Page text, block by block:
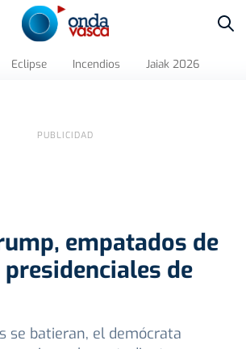
Eclipse Incendios Jaiak 2026
empatados de
de
se batieran, el demócrata